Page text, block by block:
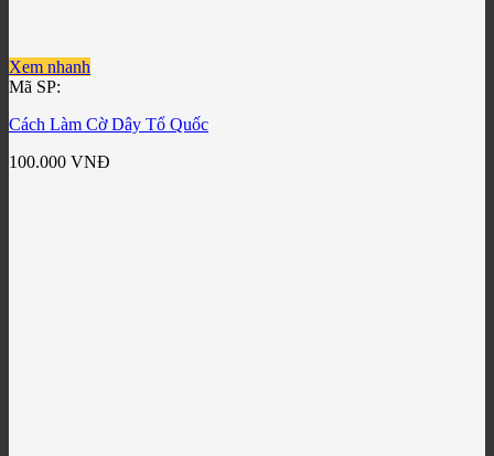
Xem nhanh
Mã SP:
Cách Làm Cờ Dây Tổ Quốc
100.000 VNĐ